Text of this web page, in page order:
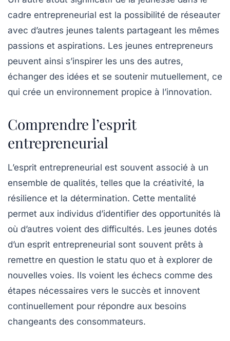
cadre entrepreneurial est la possibilité de réseauter
avec d’autres jeunes talents partageant les mêmes
passions et aspirations. Les jeunes entrepreneurs
peuvent ainsi s’inspirer les uns des autres,
échanger des idées et se soutenir mutuellement, ce
qui crée un environnement propice à l’innovation.
Comprendre l’esprit
entrepreneurial
L’esprit entrepreneurial est souvent associé à un
ensemble de qualités, telles que la créativité, la
résilience et la détermination. Cette mentalité
permet aux individus d’identifier des opportunités là
où d’autres voient des difficultés. Les jeunes dotés
d’un esprit entrepreneurial sont souvent prêts à
remettre en question le statu quo et à explorer de
nouvelles voies. Ils voient les échecs comme des
étapes nécessaires vers le succès et innovent
continuellement pour répondre aux besoins
changeants des consommateurs.